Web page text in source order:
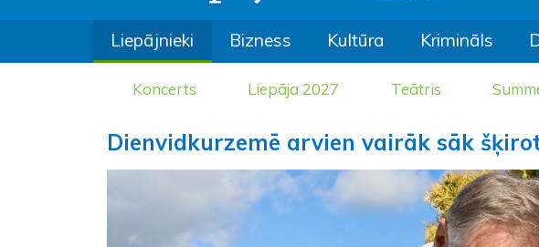
Liepājnieki Bizness Kultūra Krimināls
Koncerts Liepāja 2027 Teātris
Dienvidkurzemē arvien vairāk sāk